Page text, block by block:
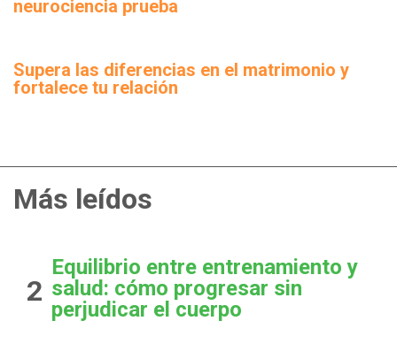
neurociencia prueba
Supera las diferencias en el matrimonio y
fortalece tu relación
Más leídos
2
Equilibrio entre entrenamiento y
salud: cómo progresar sin
perjudicar el cuerpo